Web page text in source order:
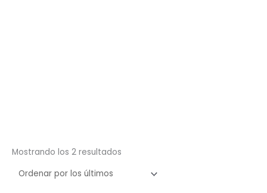
Mostrando los 2 resultados